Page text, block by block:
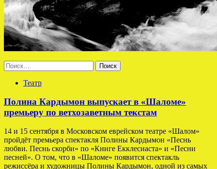
Найти:
Театр
Полина Кардымон выпускает в «Шаломе»
премьеру по ветхозаветным текстам
14 и 15 сентября в Московском еврейском театре «Шалом»
пройдёт премьера спектакля Полины Кардымон «Песнь
любви. Песнь скорби» по «Книге Екклесиаста» и «Песни
песней». О том, что в «Шаломе» появится спектакль
режиссёра и художницы Полины Кардымон, одной из самых